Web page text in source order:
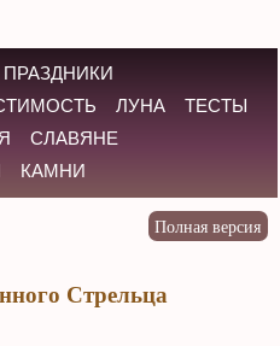
ПРАЗДНИКИ
ЛУНА
ТЕСТЫ
СЛАВЯНЕ
КАМНИ
Стрельца